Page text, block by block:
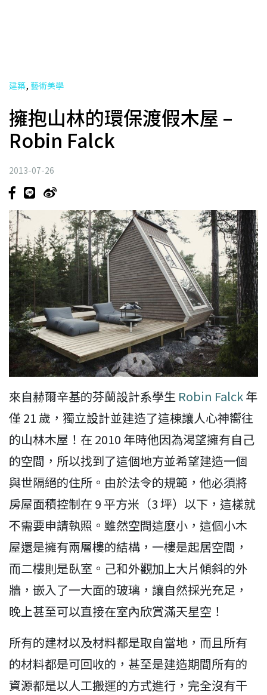
建築, 藝術美學
擁抱山林的環保渡假木屋 –
Robin Falck
2013-07-26
來自赫爾辛基的芬蘭設計系學生 Robin Falck年
僅 21 歲，獨立設計並建造了這棟讓人心神嚮往
的山林木屋！在 2010 年時他因為渴望擁有自己
的空間，所以找到了這個地方並希望建造一個
與世隔絕的住所。由於法令的規範，他必須將
房屋面積控制在 9 平方米（3 坪）以下，這樣就
不需要申請執照。雖然空間這麼小，這個小木
屋還是擁有兩層樓的結構，一樓是起居空間，
而二樓則是臥室。己和外觀加上大片傾斜的外
牆，嵌入了一大面的玻璃，讓自然採光充足，
晚上甚至可以直接在室內欣賞滿天星空！
所有的建材以及材料都是取自當地，而且所有
的材料都是可回收的，甚至是建造期間所有的
資源都是以人工搬運的方式進行，完全沒有干